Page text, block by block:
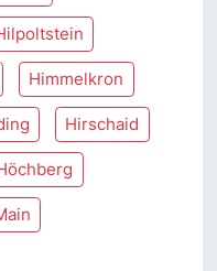
Himmelkron
Hirschaid